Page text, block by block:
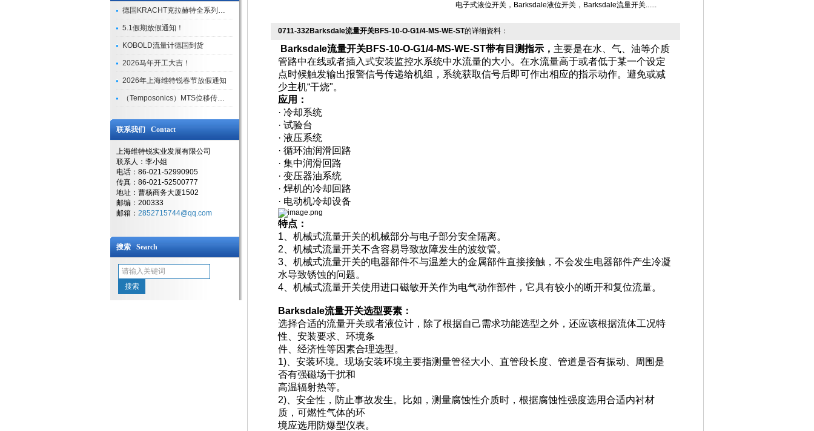
德国KRACHT克拉赫特全系列现货库存
5.1假期放假通知！
KOBOLD流量计德国到货
2026马年开工大吉！
2026年上海维特锐春节放假通知
（Temposonics）MTS位移传感器现货库存型号
联系我们 Contact
上海维特锐实业发展有限公司
联系人：李小姐
电话：86-021-52990905
传真：86-021-52500777
地址：曹杨商务大厦1502
邮编：200333
邮箱： 2852715744@qq.com
搜索 Search
电子式液位开关，Barksdale液位开关，Barksdale流量开关......
0711-332Barksdale流量开关BFS-10-O-G1/4-MS-WE-ST的详细资料：
Barksdale流量开关BFS-10-O-G1/4-MS-WE-ST带有目测指示， 主要是在水、气、油等介质
管路中在线或者插入式安装监控水系统中水流量的大小。在水流量高于或者低于某一个设定
点时候触发输出报警信号传递给机组，系统获取信号后即可作出相应的指示动作。避免或减
少主机“干烧"。
应用：
· 冷却系统
· 试验台
· 液压系统
· 循环油润滑回路
· 集中润滑回路
· 变压器油系统
· 焊机的冷却回路
· 电动机冷却设备
特点：
1、机械式流量开关的机械部分与电子部分安全隔离。
2、机械式流量开关不含容易导致故障发生的波纹管。
3、机械式流量开关的电器部件不与温差大的金属部件直接接触，不会发生电器部件产生冷凝
水导致锈蚀的问题。
4、机械式流量开关使用进口磁敏开关作为电气动作部件，它具有较小的断开和复位流量。
Barksdale流量开关选型要素：
选择合适的流量开关或者液位计，除了根据自己需求功能选型之外，还应该根据流体工况特
性、安装要求、环境条
件、经济性等因素合理选型。
1)、安装环境。现场安装环境主要指测量管径大小、直管段长度、管道是否有振动、周围是
否有强磁场干扰和
高温辐射热等。
2)、安全性，防止事故发生。比如，测量腐蚀性介质时，根据腐蚀性强度选用合适内衬材
质，可燃性气体的环
境应选用防爆型仪表。